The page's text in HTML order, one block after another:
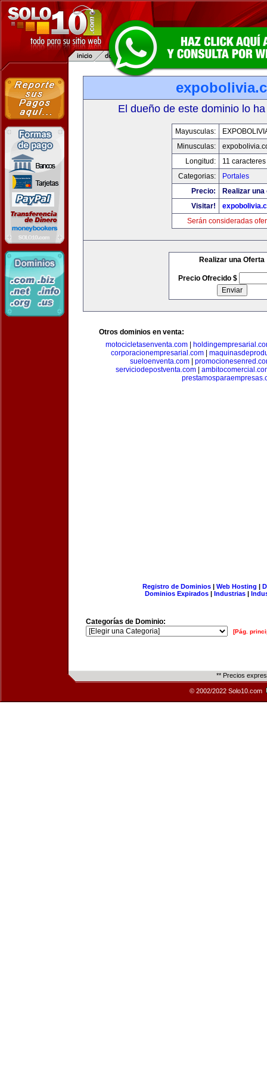
El dueño de este dominio lo
Mayusculas:
Minusculas:
Longitud:
11 caracteres
Categorias:
Portales
Precio:
Realizar
Visitar!
Serán consideradas
Realizar una Oferta
Precio Ofrecido $
Otros dominios en venta:
motocicletasenventa.com
corporacionempresarial.com
sueloenventa.com
serviciodepostventa.com
Registro de Dominios| Web Hosting |
Dominios Expirados | Industrias |
Categorías de Dominio:
[Pág.
** Precios
© 2002/2022 Solo10.com